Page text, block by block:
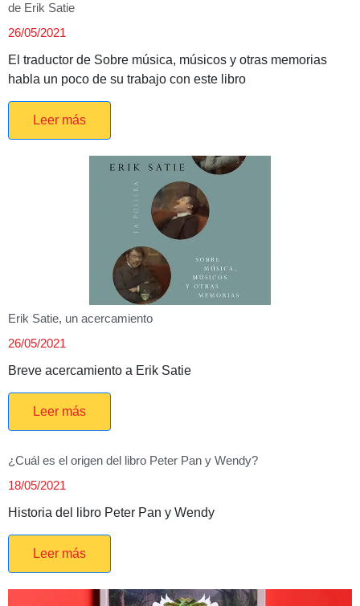
de Erik Satie
26/05/2021
El traductor de Sobre música, músicos y otras memorias
habla un poco de su trabajo con este libro
Leer más
Erik Satie, un acercamiento
26/05/2021
Breve acercamiento a Erik Satie
Leer más
¿Cuál es el origen del libro Peter Pan y Wendy?
18/05/2021
Historia del libro Peter Pan y Wendy
Leer más